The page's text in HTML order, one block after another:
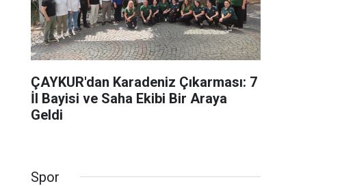
ÇAYKUR'dan Karadeniz Çıkarması: 7
İl Bayisi ve Saha Ekibi Bir Araya
Geldi
Spor